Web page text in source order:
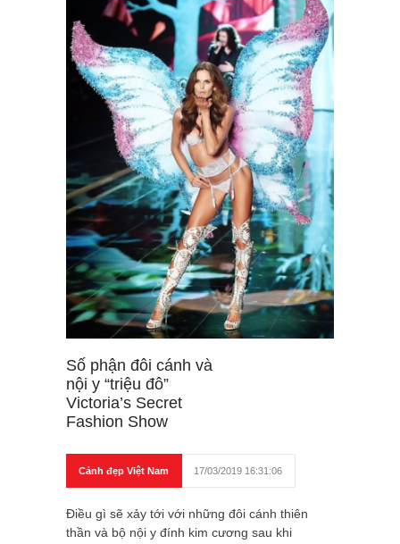
Số phận đôi cánh và
nội y “triệu đô”
Victoria’s Secret
Fashion Show
Cảnh đẹp Việt Nam 17/03/2019 16:31:06
Điều gì sẽ xảy tới với những đôi cánh thiên
thần và bộ nội y đính kim cương sau khi